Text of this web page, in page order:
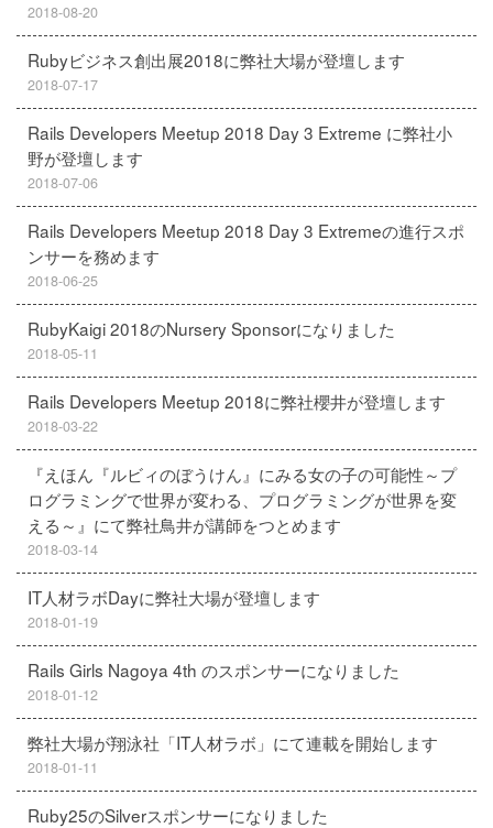
2018-08-20
Rubyビジネス創出展2018に弊社大場が登壇します
2018-07-17
Rails Developers Meetup 2018 Day 3 Extreme に弊社小
野が登壇します
2018-07-06
Rails Developers Meetup 2018 Day 3 Extremeの進行スポ
ンサーを務めます
2018-06-25
RubyKaigi 2018のNursery Sponsorになりました
2018-05-11
Rails Developers Meetup 2018に弊社櫻井が登壇します
2018-03-22
『えほん『ルビィのぼうけん』にみる女の子の可能性～プ
ログラミングで世界が変わる、プログラミングが世界を変
える～』にて弊社鳥井が講師をつとめます
2018-03-14
IT人材ラボDayに弊社大場が登壇します
2018-01-19
Rails Girls Nagoya 4th のスポンサーになりました
2018-01-12
弊社大場が翔泳社「IT人材ラボ」にて連載を開始します
2018-01-11
Ruby25のSilverスポンサーになりました